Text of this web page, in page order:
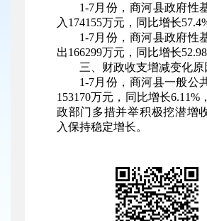
1-7月份，商河县政府性
入174155万元，同比增长
1-7月份，商河县政府性
出166299万元，同比增长
三、财政收支增减变化原
1-7月份，商河县一般公
153170万元，同比增长6.11%
政部门多措并举积极挖潜增
入保持稳定增长。